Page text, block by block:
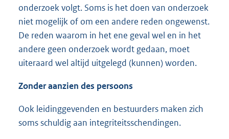
onderzoek volgt. Soms is het doen van onderzoek
niet mogelijk of om een andere reden ongewenst.
De reden waarom in het ene geval wel en in het
andere geen onderzoek wordt gedaan, moet
uiteraard wel altijd uitgelegd (kunnen) worden.
Zonder aanzien des persoons
Ook leidinggevenden en bestuurders maken zich
soms schuldig aan integriteitsschendingen.